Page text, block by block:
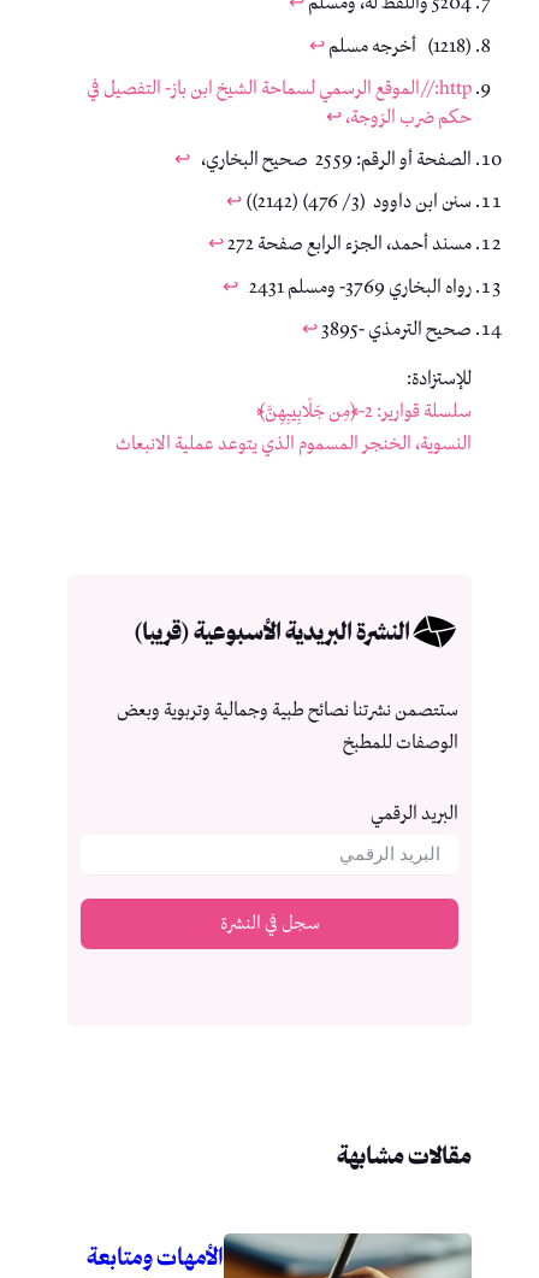
5204 واللفظ له، ومسلم ↩︎
(1218) أخرجه مسلم ↩︎
http://الموقع الرسمي لسماحة الشيخ ابن باز- التفصيل في
حكم ضرب الزوجة، ↩︎
الصفحة أو الرقم: 2559 صحيح البخاري، ↩︎
سنن ابن داوود (3/ 476) (2142)) ↩︎
مسند أحمد، الجزء الرابع صفحة 272 ↩︎
رواه البخاري 3769- ومسلم 2431 ↩︎
صحيح الترمذي -3895 ↩︎
للإستزادة:
سلسلة قوارير: 2-﴿مِن جَلَابِيبِهِنَّ﴾
النسوية، الخنجر المسموم الذي يتوعد عملية الانبعاث
النشرة البريدية الأسبوعية (قريبا)
ستتصمن نشرتنا نصائح طبية وجمالية وتربوية وبعض
الوصفات للمطبخ
البريد الرقمي
سجل في النشرة
مقالات مشابهة
الأمهات ومتابعة